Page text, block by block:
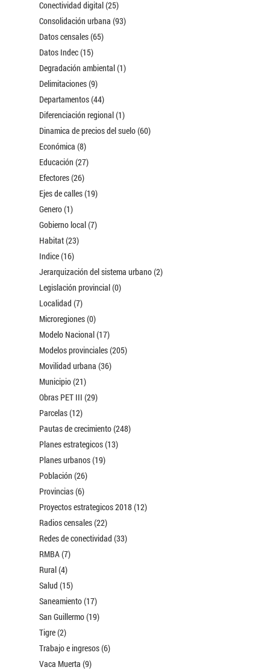
Conectividad digital (25)
Consolidación urbana (93)
Datos censales (65)
Datos Indec (15)
Degradación ambiental (1)
Delimitaciones (9)
Departamentos (44)
Diferenciación regional (1)
Dinamica de precios del suelo (60)
Económica (8)
Educación (27)
Efectores (26)
Ejes de calles (19)
Genero (1)
Gobierno local (7)
Habitat (23)
Indice (16)
Jerarquización del sistema urbano (2)
Legislación provincial (0)
Localidad (7)
Microregiones (0)
Modelo Nacional (17)
Modelos provinciales (205)
Movilidad urbana (36)
Municipio (21)
Obras PET III (29)
Parcelas (12)
Pautas de crecimiento (248)
Planes estrategicos (13)
Planes urbanos (19)
Población (26)
Provincias (6)
Proyectos estrategicos 2018 (12)
Radios censales (22)
Redes de conectividad (33)
RMBA (7)
Rural (4)
Salud (15)
Saneamiento (17)
San Guillermo (19)
Tigre (2)
Trabajo e ingresos (6)
Vaca Muerta (9)